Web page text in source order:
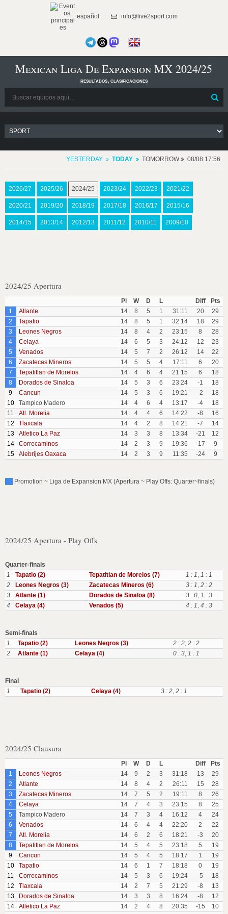
español info@live2sport.com
Mexican Liga De Expansion MX 2024/25
resultados, clasificaciones
YESTERDAY TODAY TOMORROW 08/08 17:56
2026/27 2025/26 2024/25 2023/24 2022/23 2021/22
2020/21 2019/20 2018/19 2017/18 2016/17 2015/16
2014/15 2013/14 2012/13 2011/12 2010/11 2009/10
2024/25 Apertura
Pl W D L Diff
Pts
1
Atlante 14 8 5 1 31:11 20
29
2
Tapatio 14 8 5 1 32:14 18
29
3
Leones Negros 14 8 4 2 23:15 8
28
4
Celaya 14 6 5 3 24:12 12
23
5
Venados 14 5 7 2 26:12 14
22
6
Zacatecas Mineros 14 5 5 4 17:11 6
20
7
Tepatitlan de Morelos 14 4 6 4 21:15 6
18
8
Dorados de Sinaloa 14 5 3 6 23:24 -1
18
9
Cancun 14 5 3 6 19:21 -2
18
10
Tampico Madero 14 4 6 4 13:17 -4
18
11
Atl. Morelia 14 4 4 6 14:22 -8
16
12
Tlaxcala 14 4 2 8 14:21 -7
14
13
Atletico La Paz 14 3 3 8 13:34 -21
12
14
Correcaminos 14 2 3 9 19:36 -17
9
15
Alebrijes Oaxaca 14 2 3 9 11:35 -24 9
Promotion ~ Liga de Expansion MX (Apertura ~ Play Offs: Quarter~finals)
2024/25 Apertura - Play Offs
Quarter-finals
1
Tapatio (2) Tepatitlan de Morelos (7) 1 : 1, 1 : 1
2
Leones Negros (3) Zacatecas Mineros (6) 3 : 1, 2 : 2
3
Atlante (1) Dorados de Sinaloa (8) 3 : 0, 1 : 3
4
Celaya (4) Venados (5) 4 : 1, 4 : 3
Semi-finals
1
Tapatio (2) Leones Negros (3) 2 : 2, 2 : 2
2
Atlante (1) Celaya (4) 0 : 3, 1 : 1
Final
1
Tapatio (2) Celaya (4) 3 : 2, 2 : 1
2024/25 Clausura
Pl W D L Diff
Pts
1
Leones Negros 14 9 2 3 31:18 13
29
2
Atlante 14 8 4 2 26:11 15
28
3
Zacatecas Mineros 14 7 5 2 19:11 8
26
4
Celaya 14 7 4 3 23:15 8
25
5
Tampico Madero 14 7 3 4 16:12 4
24
6
Venados 14 6 4 4 22:20 2
22
7
Atl. Morelia 14 6 2 6 18:21 -3
20
8
Tepatitlan de Morelos 14 5 4 5 23:18 5
19
9
Cancun 14 5 4 5 18:17 1
19
10
Tapatio 14 6 1 7 18:18 0
19
11
Correcaminos 14 5 3 6 19:24 -5
18
12
Tlaxcala 14 2 7 5 21:29 -8
13
13
Dorados de Sinaloa 14 3 3 8 16:24 -8
12
14
Atletico La Paz 14 2 4 8 20:35 -15
10